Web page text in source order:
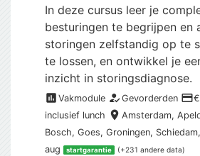
In deze cursus leer je
besturingen te begrijpen en
storingen zelfstandig op te
te lossen, en ontwikkel je
inzicht in storingsdiagnose.
assessment Vakmodule how_to_regGevorderden payment
inclusief lunch place Amsterdam,
Bosch, Goes, Groningen,
aug
startgarantie (+231 andere data)